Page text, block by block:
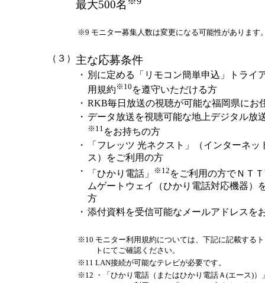
最大500名
※9 モニター募集人数は変更になる可能性があります
（３） 主な応募条件
・ 別に定める「リモコン簡単申込」トライ
用規約 ※10 を遵守いただける方
・ RKB毎日放送の視聴が可能な福岡県にお
・ データ放送を視聴可能な地上デジタル放
※11 をお持ちの方
・
「フレッツ 光ネクスト」（インターネッ
ス）をご利用の方
・
「ひかり電話」 ※12 をご利用の方でＮＴ
ムゲートウェイ（ひかり電話対応機器）
方
・ 添付資料を受信可能なメールアドレスを
※10 モニター利用規約については、下記に記載する
トにてご確認ください。
※11 LAN接続が可能なテレビが必要です。
※12 ・
「ひかり電話（またはひかり電話Ａ(エース)